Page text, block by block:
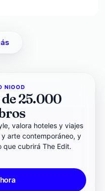
NIOOD
25.000
valora hoteles y viajes
arte contemporáneo, y
que cubrirá The Edit.